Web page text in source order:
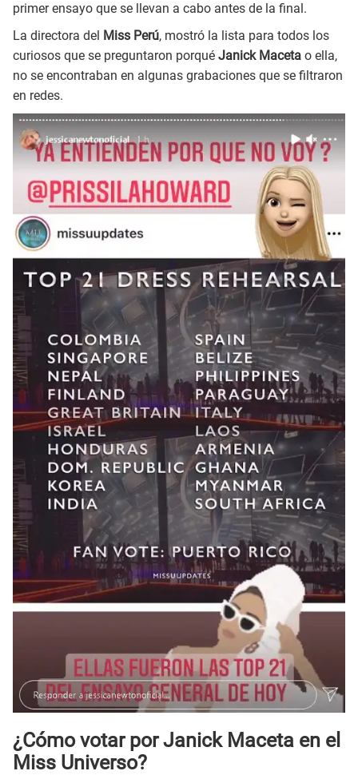
primer ensayo que se llevan a cabo antes de la final.
La directora del Miss Perú, mostró la lista para todos los
curiosos que se preguntaron porqué Janick Maceta o ella,
no se encontraban en algunas grabaciones que se filtraron
en redes.
¿Cómo votar por Janick Maceta en el
Miss Universo?